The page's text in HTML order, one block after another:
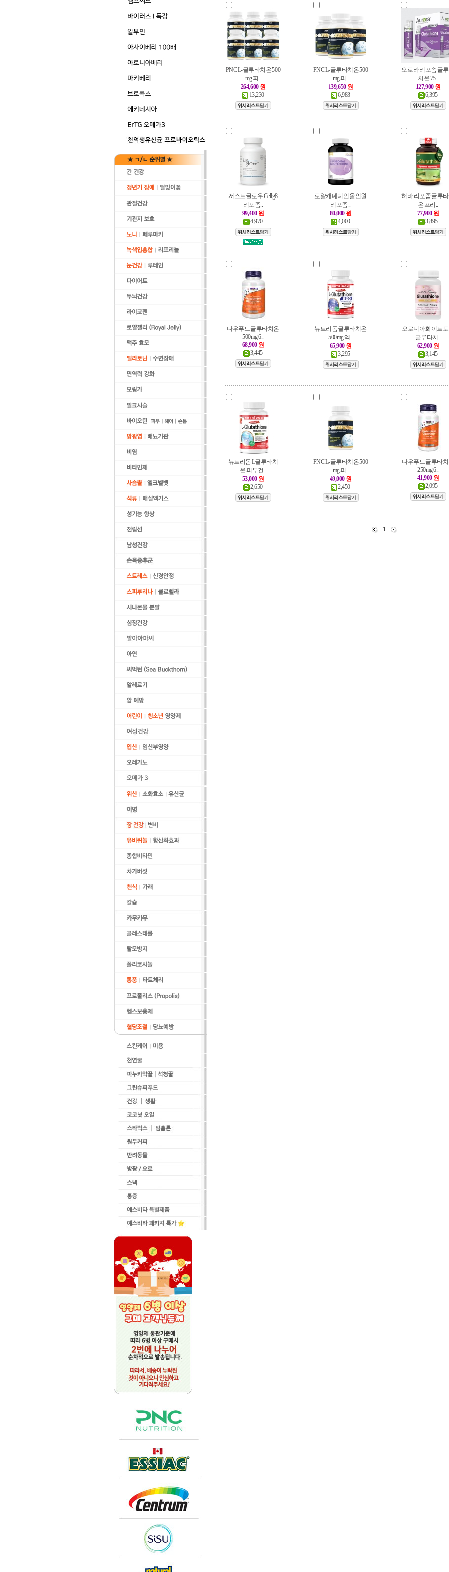
PNC L-글루타치온 500
mg 피..
264,600 원
13,230
PNC L-글루타치온 500
mg 피..
139,650 원
6,983
오로라 리포솜 글
치온 75..
127,900 원
6,395
저스트글로우 Cellg8
리포좀..
99,400 원
4,970
로얄캐네디언 올인원
리포좀 ..
80,000 원
4,000
허바 리포좀 글루
온 프리..
77,900 원
3,895
나우푸드 글루타치온
500mg 6..
68,900 원
3,445
뉴트리돔 글루타치온
500mg 엑..
65,900 원
3,295
오로니아 화이트
글루타치..
62,900 원
3,145
뉴트리돔 L글루타치
온 피부건..
53,000 원
2,650
PNC L-글루타치온 500
mg 피..
49,000 원
2,450
나우푸드 글루타
250mg 6..
41,900 원
2,095
1